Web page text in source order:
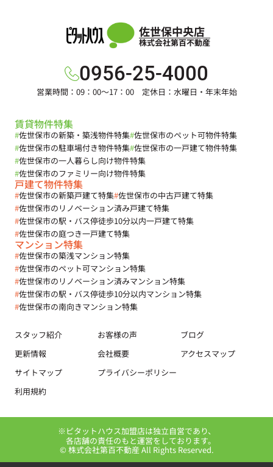
佐世保中央店
株式会社第百不動産
0956-25-4000
営業時間：09：00～17：00 定休日：水曜日・年末年始
賃貸物件特集
#佐世保市の新築・築浅物件特集#佐世保市のペット可物件特集
#佐世保市の駐車場付き物件特集#佐世保市の一戸建て物件特集
#佐世保市の一人暮らし向け物件特集
#佐世保市のファミリー向け物件特集
戸建て物件特集
#佐世保市の新築戸建て特集#佐世保市の中古戸建て特集
#佐世保市のリノベーション済み戸建て特集
#佐世保市の駅・バス停徒歩10分以内一戸建て特集
#佐世保市の庭つき一戸建て特集
マンション特集
#佐世保市の築浅マンション特集
#佐世保市のペット可マンション特集
#佐世保市のリノベーション済みマンション特集
#佐世保市の駅・バス停徒歩10分以内マンション特集
#佐世保市の南向きマンション特集
スタッフ紹介 お客様の声
ブログ
更新情報
会社概要
アクセスマップ
サイトマップ
プライバシーポリシー
利用規約
※ピタットハウス加盟店は独立自営であり、
各店舗の責任のもと運営をしております。
© 株式会社第百不動産 All Rights Reserved.